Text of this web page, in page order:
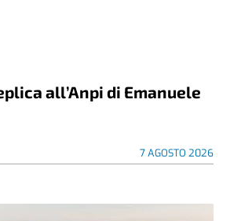
all’Anpi di Emanuele
7 AGOSTO 2026